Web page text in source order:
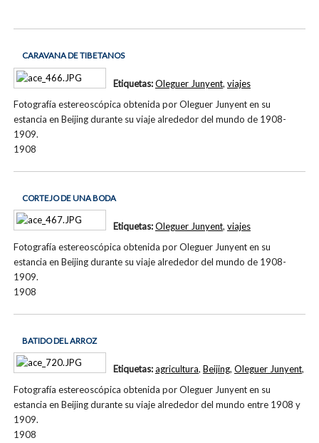
CARAVANA DE TIBETANOS
Fotografía estereoscópica obtenida por Oleguer Junyent en su
estancia en Beijing durante su viaje alrededor del mundo de 1908-
1909.
1908
Etiquetas:Oleguer Junyent, viajes
CORTEJO DE UNA BODA
Fotografía estereoscópica obtenida por Oleguer Junyent en su
estancia en Beijing durante su viaje alrededor del mundo de 1908-
1909.
1908
Etiquetas:Oleguer Junyent, viajes
BATIDO DEL ARROZ
Fotografía estereoscópica obtenida por Oleguer Junyent en su
estancia en Beijing durante su viaje alrededor del mundo entre 1908 y
1909.
1908
Etiquetas:agricultura, Beijing, Oleguer Junyent,